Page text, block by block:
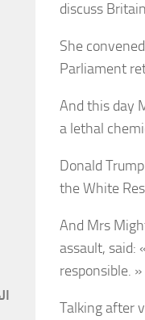
discuss
She
Parliament
And this day
a lethal
Donald
the White
And Mrs
assault, said:
responsible. »
Talking after